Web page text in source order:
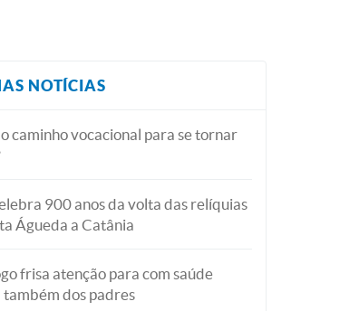
NOTÍCIAS
caminho vocacional para se tornar
900 anos da volta das relíquias
Águeda a Catânia
frisa atenção para com saúde
também dos padres